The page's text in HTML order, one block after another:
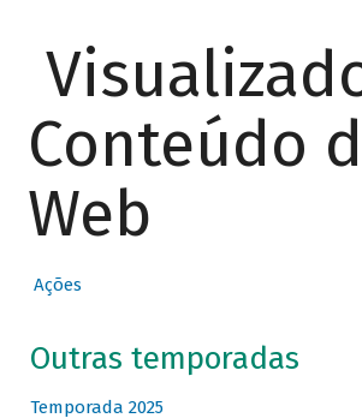
Conteúdo
Web
Ações
Outras temporadas
Temporada 2025